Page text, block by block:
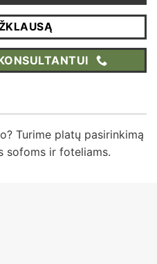
Turime platų pasirinkimą
sofoms ir foteliams.